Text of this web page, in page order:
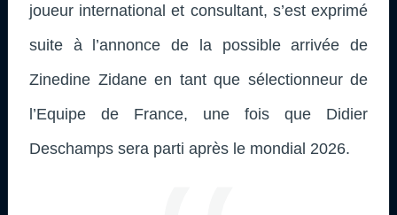
joueur international et consultant, s’est exprimé
suite à l’annonce de la possible arrivée de
Zinedine Zidane en tant que sélectionneur de
l’Equipe de France, une fois que Didier
Deschamps sera parti après le mondial 2026.